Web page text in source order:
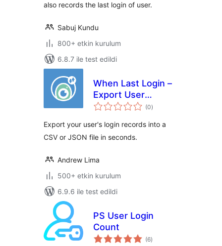
also records the last login of user.
Sabuj Kundu
800+ etkin kurulum
6.8.7 ile test edildi
When Last Login –
Export User
Records
(0toplam
puan
)
Export your user's login records into a
CSV or JSON file in seconds.
Andrew Lima
500+ etkin kurulum
6.9.6 ile test edildi
PS User Login
Count
(6toplam
puan
)